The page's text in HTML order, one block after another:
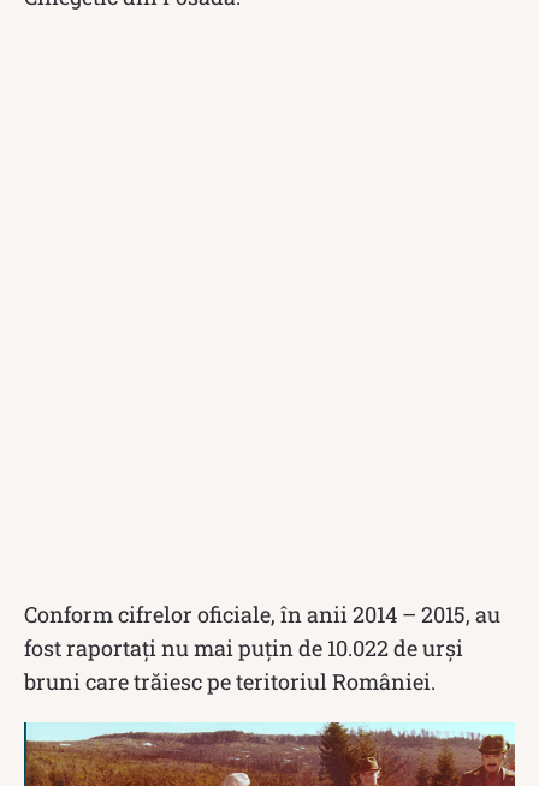
Conform cifrelor oficiale, în anii 2014 – 2015, au
fost raportați nu mai puțin de 10.022 de urși
bruni care trăiesc pe teritoriul României.